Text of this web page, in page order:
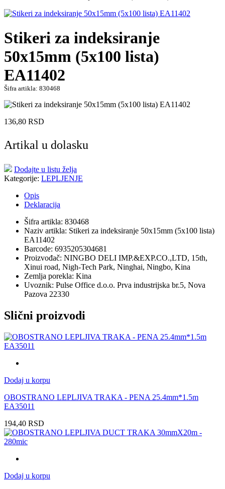
Stikeri za indeksiranje
50x15mm (5x100 lista)
EA11402
Šifra artikla: 830468
136,80 RSD
Artikal u dolasku
Dodajte u listu želja
Kategorije: LEPLJENJE
Opis
Deklaracija
Šifra artikla: 830468
Naziv artikla: Stikeri za indeksiranje 50x15mm (5x100 lista)
EA11402
Barcode: 6935205304681
Proizvođač: NINGBO DELI IMP.&EXP.CO.,LTD, 15th,
Xinui road, Nigh-Tech Park, Ninghai, Ningbo, Kina
Zemlja porekla: Kina
Uvoznik: Pulse Office d.o.o. Prva industrijska br.5, Nova
Pazova 22330
Slični proizvodi
Dodaj u korpu
OBOSTRANO LEPLJIVA TRAKA - PENA 25.4mm*1.5m
EA35011
194,40 RSD
Dodaj u korpu